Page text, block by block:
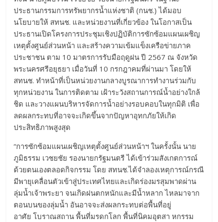
ประธานกรรมการทรัพยากรน้ำแห่งชาติ (กนช.) ได้มอบ
นโยบายให้ สทนช. และหน่วยงานที่เกี่ยวข้อง ในโอกาสเป็น
ประธานเปิดโครงการประชุมเชิงปฏิบัติการซักซ้อมแผนเผชิญ
เหตุตั้งศูนย์ส่วนหน้า และสร้างความเข้มแข็งเครือข่ายภาค
ประชาชน ตาม 10 มาตรการรับมือฤดูฝน ปี 2567 ณ จังหวัด
พระนครศรีอยุธยา เมื่อวันที่ 10 กรกฎาคมที่ผ่านมา โดยให้
สทนช. ทำหน้าที่เป็นหน่วยงานกลางบูรณาการทำงานร่วมกับ
ทุกหน่วยงาน ในการติดตาม เฝ้าระวังสถานการณ์น้ำอย่างใกล้
ชิด และวางแผนบริหารจัดการน้ำอย่างรอบคอบในทุกมิติ เพื่อ
ลดผลกระทบที่อาจจะเกิดขึ้นจากปัญหาอุทกภัยให้เกิด
ประสิทธิภาพสูงสุด
“การซักซ้อมแผนเผชิญเหตุตั้งศูนย์ส่วนหน้าฯ ในครั้งนั้น นาย
ภูมิธรรม เวชยชัย รองนายกรัฐมนตรี ได้เข้าร่วมสังเกตการณ์
ด้วยตนเองตลอดกิจกรรม โดย สทนช.ได้จำลองเหตุการณ์กรณี
มีพายุเคลื่อนตัวเข้าสู่ประเทศไทยและเกิดร่องมรสุมพาดผ่าน
ลุ่มน้ำเจ้าพระยา จนเกิดฝนตกหนักและมีน้ำหลาก ไหลมาจาก
ตอนบนของลุ่มน้ำ อันอาจจะส่งผลกระทบต่อพื้นที่อยู่
อาศัย โบราณสถาน พื้นที่มรดกโลก พื้นที่นิคมอุตสา หกรรม